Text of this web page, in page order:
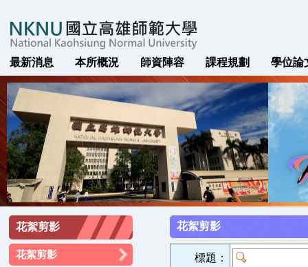
最新消息 本所概況 師資陣容 課程規劃 學位論
花絮剪影
花絮剪影
花絮剪影
標題：